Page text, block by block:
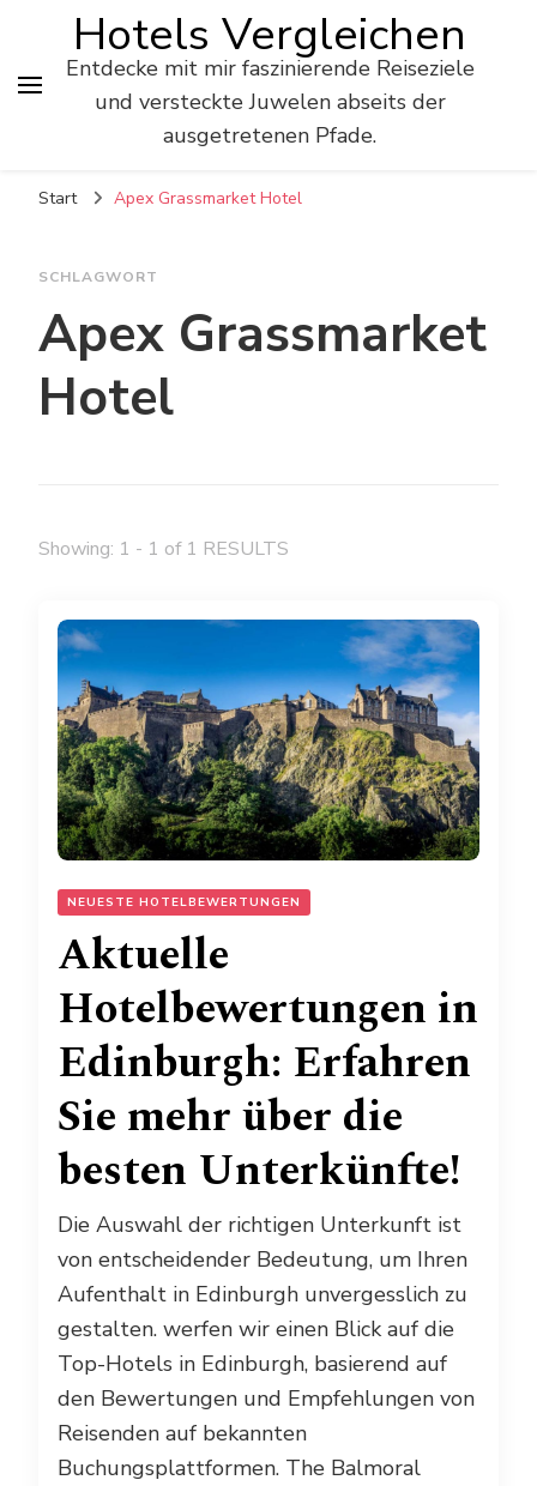
Hotels Vergleichen
Entdecke mit mir faszinierende Reiseziele
und versteckte Juwelen abseits der
ausgetretenen Pfade.
Start Apex Grassmarket Hotel
SCHLAGWORT
Apex Grassmarket
Hotel
Showing: 1 - 1 of 1 RESULTS
NEUESTE HOTELBEWERTUNGEN
Aktuelle
Hotelbewertungen in
Edinburgh: Erfahren
Sie mehr über die
besten Unterkünfte!
Die Auswahl der richtigen Unterkunft ist
von entscheidender Bedeutung, um Ihren
Aufenthalt in Edinburgh unvergesslich zu
gestalten. werfen wir einen Blick auf die
Top-Hotels in Edinburgh, basierend auf
den Bewertungen und Empfehlungen von
Reisenden auf bekannten
Buchungsplattformen. The Balmoral